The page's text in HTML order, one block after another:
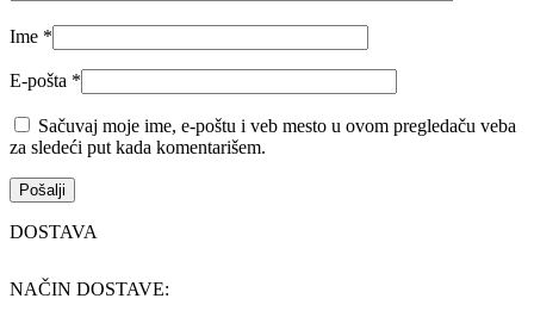
Ime *
E-pošta *
Sačuvaj moje ime, e-poštu i veb mesto u ovom pregledaču veba
za sledeći put kada komentarišem.
DOSTAVA
NAČIN DOSTAVE: